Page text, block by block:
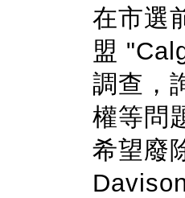
在市選
盟
調查，
權等問
希望廢